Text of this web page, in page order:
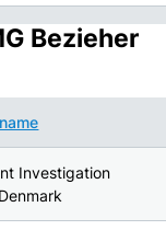
Bezieher
Investigation